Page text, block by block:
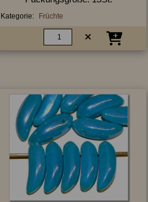
Kategorie: Früchte